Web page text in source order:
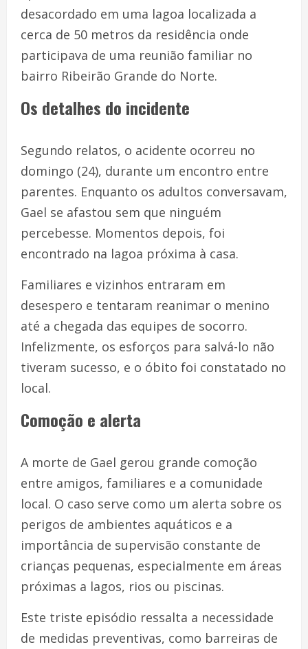
desacordado em uma lagoa localizada a
cerca de 50 metros da residência onde
participava de uma reunião familiar no
bairro Ribeirão Grande do Norte.
Os detalhes do incidente
Segundo relatos, o acidente ocorreu no
domingo (24), durante um encontro entre
parentes. Enquanto os adultos conversavam,
Gael se afastou sem que ninguém
percebesse. Momentos depois, foi
encontrado na lagoa próxima à casa.
Familiares e vizinhos entraram em
desespero e tentaram reanimar o menino
até a chegada das equipes de socorro.
Infelizmente, os esforços para salvá-lo não
tiveram sucesso, e o óbito foi constatado no
local.
Comoção e alerta
A morte de Gael gerou grande comoção
entre amigos, familiares e a comunidade
local. O caso serve como um alerta sobre os
perigos de ambientes aquáticos e a
importância de supervisão constante de
crianças pequenas, especialmente em áreas
próximas a lagos, rios ou piscinas.
Este triste episódio ressalta a necessidade
de medidas preventivas, como barreiras de